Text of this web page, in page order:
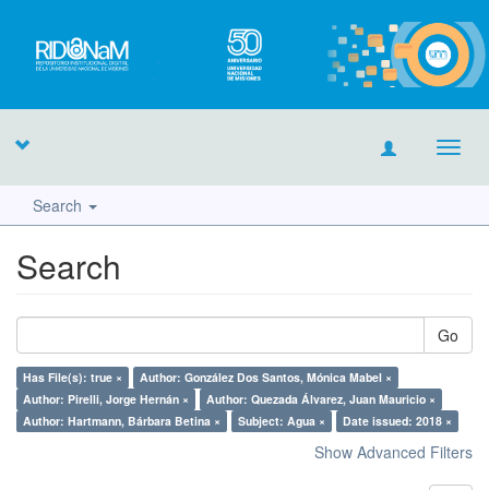
Search
Search
Go
Has File(s): true ×
Author: González Dos Santos, Mónica Mabel ×
Author: Pirelli, Jorge Hernán ×
Author: Quezada Álvarez, Juan Mauricio ×
Author: Hartmann, Bárbara Betina ×
Subject: Agua × Date issued: 2018 ×
Show Advanced Filters